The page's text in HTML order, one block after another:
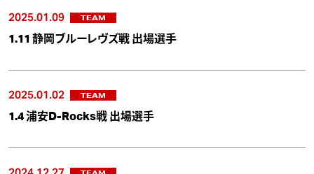
2025.01.09 TEAM
1.11 静岡ブルーレヴズ戦 出場選手
2025.01.02 TEAM
1.4 浦安D-Rocks戦 出場選手